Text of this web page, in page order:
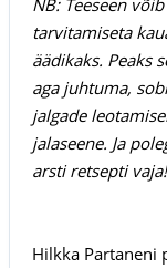
tarvitamiseta
äädikaks. Peaks
aga juhtuma,
jalgade
jalaseene. Ja
arsti retsepti vaja!
Hilkka Partaneni